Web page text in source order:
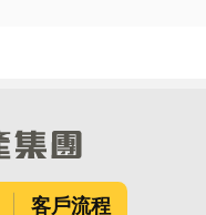
客戶流程